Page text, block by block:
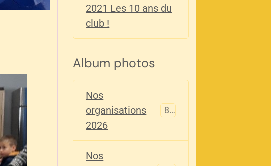
2021 Les 10 ans du
club !
Album photos
Nos
organisations
2026
82
Nos